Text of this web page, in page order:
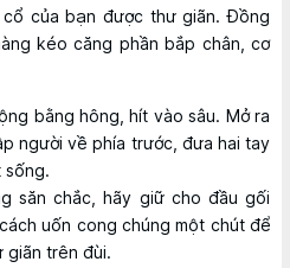
của bạn được thư giãn. Đồng
kéo căng phần bắp chân, cơ
bằng hông, hít vào sâu. Mở ra
người về phía trước, đưa hai tay
sống.
săn chắc, hãy giữ cho đầu gối
uốn cong chúng một chút để
giãn trên đùi.